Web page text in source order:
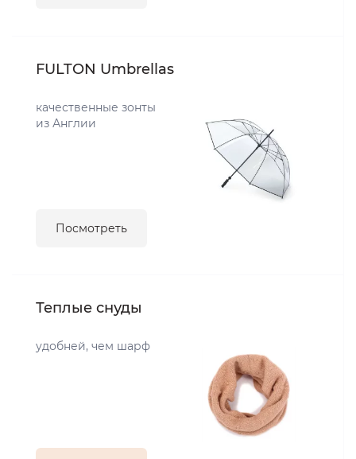
FULTON Umbrellas
качественные зонты
из Англии
Посмотреть
Теплые снуды
удобней, чем шарф